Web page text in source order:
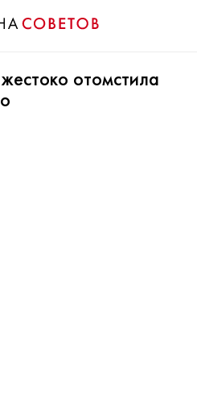
отомстила